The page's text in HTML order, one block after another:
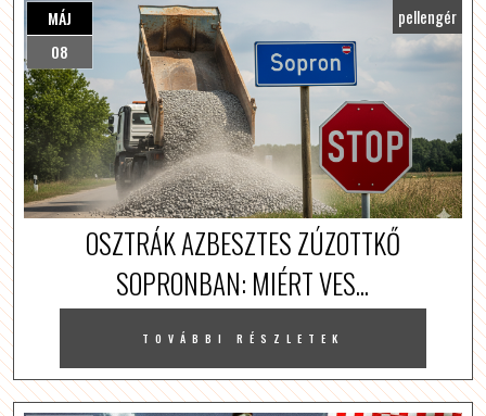
MÁJ
08
pellengér
OSZTRÁK AZBESZTES ZÚZOTTKŐ
SOPRONBAN: MIÉRT VES...
TOVÁBBI RÉSZLETEK